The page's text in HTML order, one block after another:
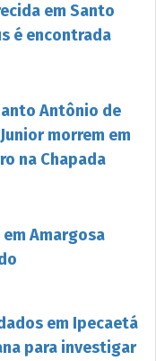
em Santo
é encontrada
Antônio de
morrem em
na Chapada
Amargosa
em Ipecaetá
para investigar